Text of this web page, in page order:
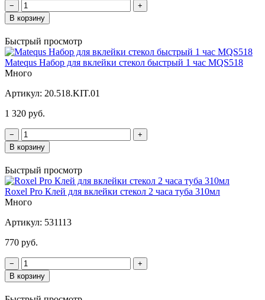
−
+
В корзину
Быстрый просмотр
Matequs Набор для вклейки стекол быстрый 1 час MQS518
Много
Артикул: 20.518.KIT.01
1 320 руб.
−
+
В корзину
Быстрый просмотр
Roxel Pro Клей для вклейки стекол 2 часа туба 310мл
Много
Артикул: 531113
770 руб.
−
+
В корзину